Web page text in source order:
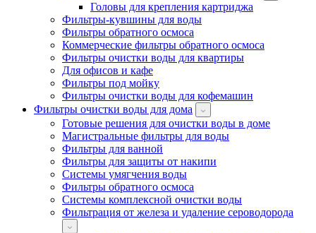
Головы для крепления картриджа
Фильтры-кувшины для воды
Фильтры обратного осмоса
Коммерческие фильтры обратного осмоса
Фильтры очистки воды для квартиры
Для офисов и кафе
Фильтры под мойку
Фильтры очистки воды для кофемашин
Фильтры очистки воды для дома
Готовые решения для очистки воды в доме
Магистральные фильтры для воды
Фильтры для ванной
Фильтры для защиты от накипи
Системы умягчения воды
Фильтры обратного осмоса
Системы комплексной очистки воды
Фильтрация от железа и удаление сероводорода